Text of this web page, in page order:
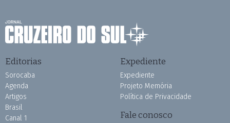
Editorias
Sorocaba
Agenda
Artigos
Brasil
Canal 1
Expediente
Expediente
Projeto Memória
Política de Privacidade
Fale conosco